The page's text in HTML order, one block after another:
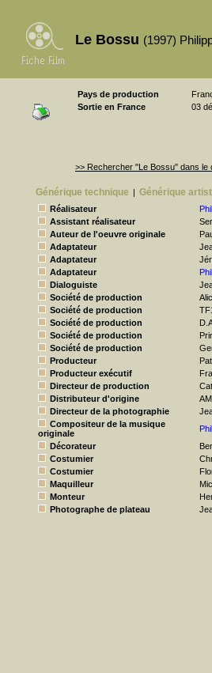
Le Bossu (1997)
Pays de production
Sortie en France
03
>> Rechercher "Le Bossu" dans le
Générique technique | Générique
Réalisateur
Assistant réalisateur
Auteur de l'oeuvre originale
Adaptateur
Adaptateur
Adaptateur
Dialoguiste
Société de production
Société de production
Société de production
Société de production
Société de production
Producteur
Producteur exécutif
Directeur de production
Distributeur d'origine
Directeur de la photographie
Compositeur de la musique
originale
Décorateur
Costumier
Costumier
Maquilleur
Monteur
Photographe de plateau